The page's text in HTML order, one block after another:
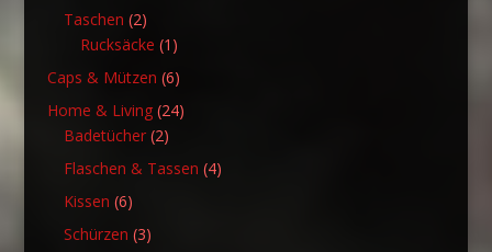
Taschen 22
Produkte
Rucksäcke 1 1
Produkt
Caps & Mützen 66
Produkte
Home & Living 2424
Badetücher 22
Produkte
Flaschen & Tassen 44
Kissen 66
Produkte
Schürzen 33